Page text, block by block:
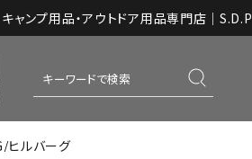
ンプ用品・アウトドア用品専門店｜S.D.P
ヒルバーグ